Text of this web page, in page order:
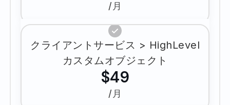
/月
クライアントサービス > HighLevel
カスタムオブジェクト
$49
/月